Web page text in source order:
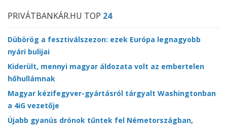
PRIVÁTBANKÁR.HU TOP 24
Dübörög a fesztiválszezon: ezek Európa legnagyobb
nyári bulijai
Kiderült, mennyi magyar áldozata volt az embertelen
hőhullámnak
Magyar kézifegyver-gyártásról tárgyalt Washingtonban
a 4iG vezetője
Újabb gyanús drónok tűntek fel Németországban,